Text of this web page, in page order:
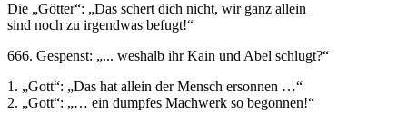
Die „Götter“: „Das schert dich nicht, wir ganz allein
sind noch zu irgendwas befugt!“
666. Gespenst: „... weshalb ihr Kain und Abel schlugt?“
1. „Gott“: „Das hat allein der Mensch ersonnen …“
2. „Gott“: „… ein dumpfes Machwerk so begonnen!“